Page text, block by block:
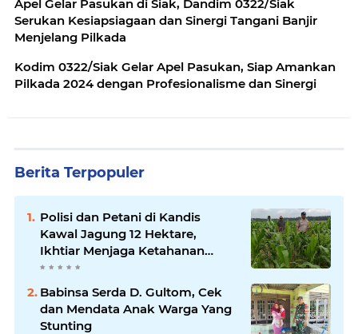
Apel Gelar Pasukan di Siak, Dandim 0322/Siak
Serukan Kesiapsiagaan dan Sinergi Tangani Banjir
Menjelang Pilkada
Kodim 0322/Siak Gelar Apel Pasukan, Siap Amankan
Pilkada 2024 dengan Profesionalisme dan Sinergi
Berita Terpopuler
Polisi dan Petani di Kandis
Kawal Jagung 12 Hektare,
Ikhtiar Menjaga Ketahanan
Pangan
Babinsa Serda D. Gultom, Cek
dan Mendata Anak Warga Yang
Stunting